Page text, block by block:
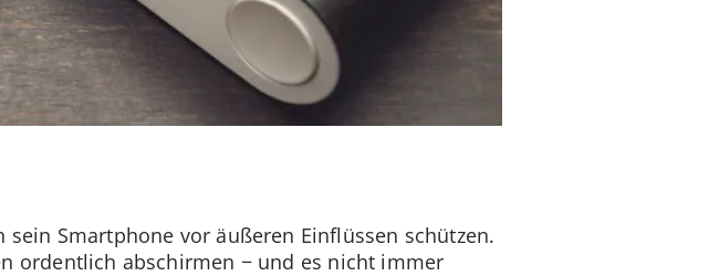
Smartphone vor äußeren Einflüssen schützen.
ordentlich abschirmen − und es nicht immer